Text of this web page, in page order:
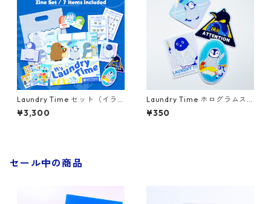
Laundry Time セット（イラ
スト集＋6点グッズセット）
¥3,300
Laundry Time ホログラムス
テッカー
¥350
セール中の商品